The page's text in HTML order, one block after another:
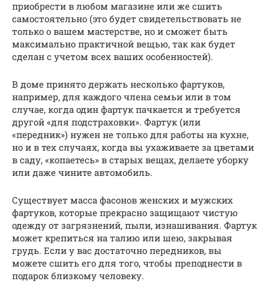
приобрести в любом магазине или же сшить
самостоятельно (это будет свидетельствовать не
только о вашем мастерстве, но и сможет быть
максимально практичной вещью, так как будет
сделан с учетом всех ваших особенностей).
В доме принято держать несколько фартуков,
например, для каждого члена семьи или в том
случае, когда один фартук пачкается и требуется
другой «для подстраховки». Фартук (или
«передник») нужен не только для работы на кухне,
но и в тех случаях, когда вы ухаживаете за цветами
в саду, «копаетесь» в старых вещах, делаете уборку
или даже чините автомобиль.
Существует масса фасонов женских и мужских
фартуков, которые прекрасно защищают чистую
одежду от загрязнений, пыли, изнашивания. Фартук
может крепиться на талию или шею, закрывая
грудь. Если у вас достаточно передников, вы
можете сшить его для того, чтобы преподнести в
подарок близкому человеку.